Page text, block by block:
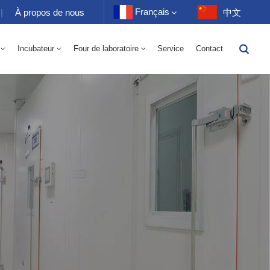
| À propos de nous Français
Français
Português
中文
Incubateur Four de laboratoire Service Contact